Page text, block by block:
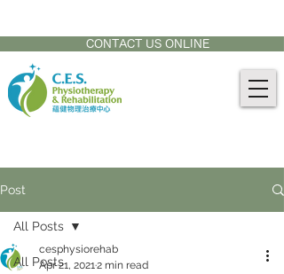
CONTACT US ONLINE
Post
All Posts
All Posts
cesphysiorehab
Apr 21, 20212 min read